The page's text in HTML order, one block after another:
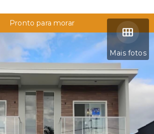
Mais fotos
Pronto para morar